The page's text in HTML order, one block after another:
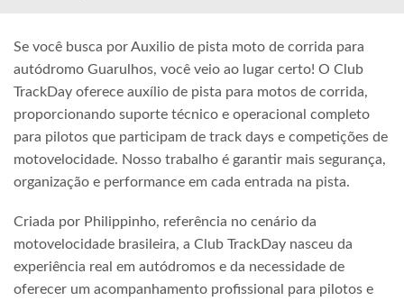
Se você busca por Auxilio de pista moto de corrida para
autódromo Guarulhos, você veio ao lugar certo! O Club
TrackDay oferece auxílio de pista para motos de corrida,
proporcionando suporte técnico e operacional completo
para pilotos que participam de track days e competições de
motovelocidade. Nosso trabalho é garantir mais segurança,
organização e performance em cada entrada na pista.
Criada por Philippinho, referência no cenário da
motovelocidade brasileira, a Club TrackDay nasceu da
experiência real em autódromos e da necessidade de
oferecer um acompanhamento profissional para pilotos e